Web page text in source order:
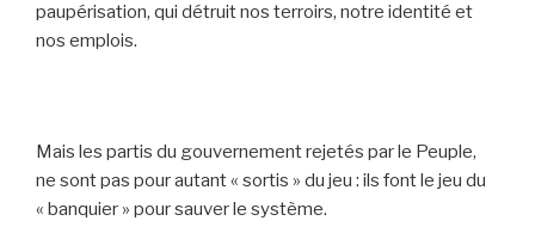
paupérisation, qui détruit nos terroirs, notre identité et
nos emplois.
Mais les partis du gouvernement rejetés par le Peuple,
ne sont pas pour autant « sortis » du jeu : ils font le jeu du
« banquier » pour sauver le système.